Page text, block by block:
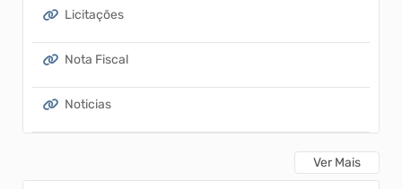
Licitações
Nota Fiscal
Noticias
Ver Mais